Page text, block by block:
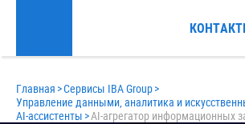
Главная >Сервисы IBA Group>
Управление данными, аналитика и
AI-ассистенты >AI-агрегатор информационных